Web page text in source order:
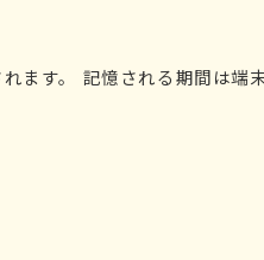
ます。 記憶される期間は端